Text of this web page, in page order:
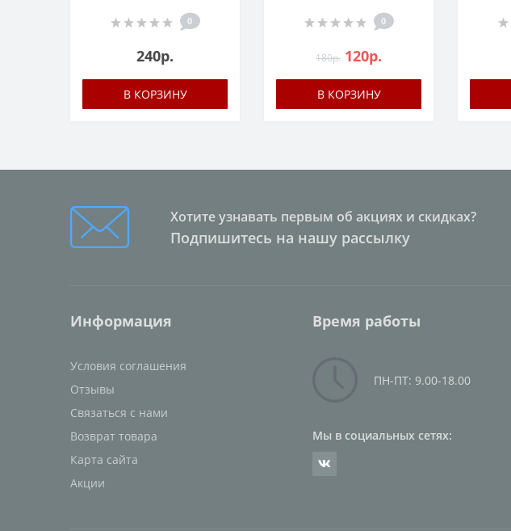
0
240р.
В КОРЗИНУ
0
180р. 120р.
В КОРЗИНУ
Хотите узнавать первым об акциях и скидках?
Подпишитесь на нашу рассылку
Информация
Условия соглашения
Отзывы
Связаться с нами
Возврат товара
Карта сайта
Акции
Время работы
ПН-ПТ: 9.00-18.00
Мы в социальных сетях: